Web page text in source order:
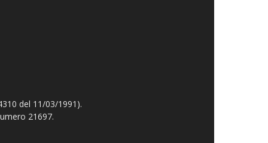
del 11/03/1991).
21697.